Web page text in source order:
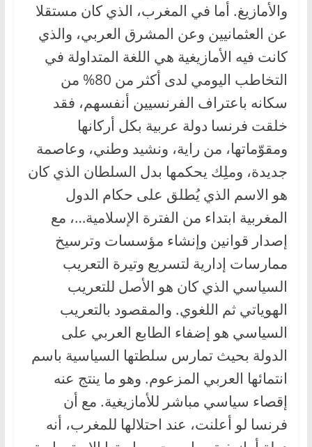
والأمازيغ. أما في المغرب، الذي كان مستقلا
عن العثمانيين وعن المشرق العربي، والذي
كانت فيه الأمازيغية هي اللغة المتداولة في
التخاطب اليومي لدى أكثر من 80% من
سكانه باعتراف الفرنسيين أنفسهم، فقد
خلقت فرنسا دولة عربية بكل أركانها
ومقوّماتها، من راية، ونشيد وطني، وعاصمة
جديدة، وملِك يحكمها بدل السلطان الذي كان
هو الاسم الذي يُطلق على حكام الدول
المغربية ابتداء من الفترة الإسلامية…، مع
إصدار قوانين وإنشاء مؤسسات وترسيخ
ممارسات إدارية لتسريع وتيرة التعريب
السياسي الذي كان هو الأصل للتعريب
الهوياتي ثم اللغوي. والمقصود بالتعريب
السياسي هو إضفاء الطابع العربي على
الدولة بحيث تمارس سلطتها السياسية باسم
انتمائها العربي المزعوم. وهو ما ينتج عنه
إقصاء سياسي مباشر للأمازيغية. مع أن
فرنسا لو أعلنت، عند احتلالها للمغرب، أنه